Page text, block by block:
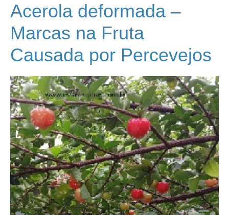
Acerola deformada –
Marcas na Fruta
Causada por Percevejos